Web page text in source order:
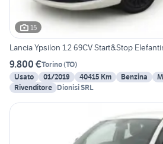
15
Lancia Ypsilon 1.2 69CV Start&Stop
9.800 €Torino(TO)
Usato
01/2019 40415 Km Benzina
Rivenditore Dionisi SRL